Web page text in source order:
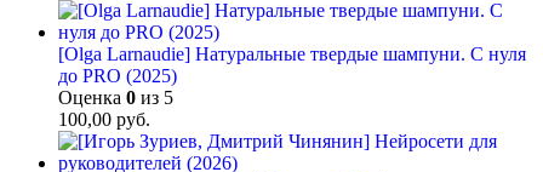
[Olga Larnaudie] Натуральные твердые шампуни. С нуля
до PRO (2025)
Оценка 0 из 5
100,00 руб.